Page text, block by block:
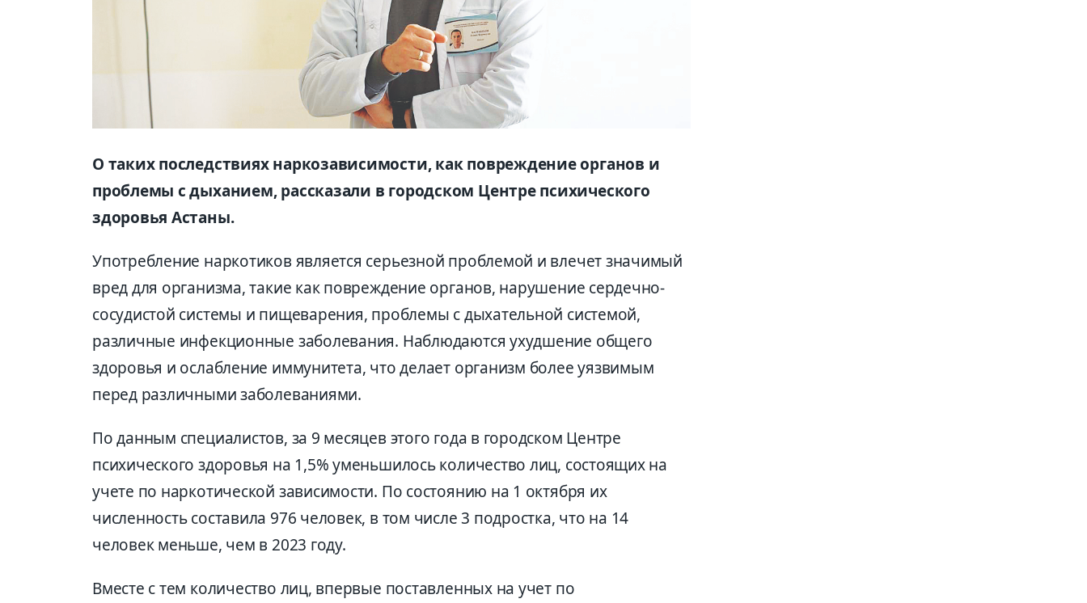
О таких последствиях наркозависимости, как повреждение органов и
проблемы с дыханием, рассказали в городском Центре психического
здоровья Астаны.
Употребление наркотиков является серьезной проблемой и влечет значимый
вред для организма, такие как повреждение органов, нарушение сердечно-
сосудистой системы и пищеварения, проблемы с дыхательной системой,
различные инфекционные заболевания. Наблюдаются ухудшение общего
здоровья и ослабление иммунитета, что делает организм более уязвимым
перед различными заболеваниями.
По данным специалистов, за 9 месяцев этого года в городском Центре
психического здоровья на 1,5% уменьшилось количество лиц, состоящих на
учете по наркотической зависимости. По состоянию на 1 октября их
численность составила 976 человек, в том числе 3 подростка, что на 14
человек меньше, чем в 2023 году.
Вместе с тем количество лиц, впервые поставленных на учет по